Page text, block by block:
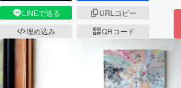
LINEで送る
URLコピー
埋め込み
QRコード